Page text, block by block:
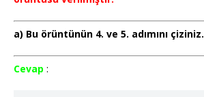
a) Bu örüntünün 4. ve 5. adımını çiziniz.
Cevap :